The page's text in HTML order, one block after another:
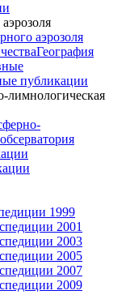
аэрозоля
География
публикации
лимнологическая
1999
2001
2003
2005
2007
2009